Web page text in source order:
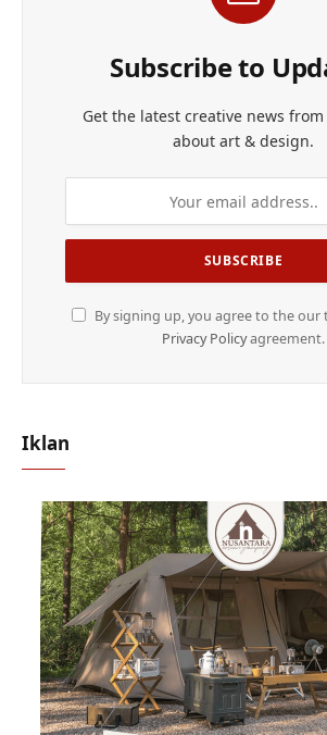
Subscribe to
Get the latest creative news
about art & design.
By signing up, you agree to the our
Privacy Policyagreement.
Iklan